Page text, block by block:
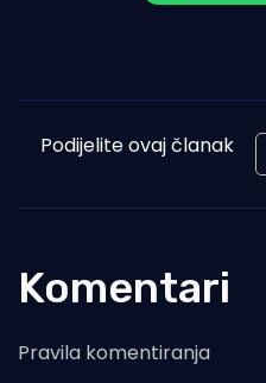
Podijelite ovaj članak
Komentari
Pravila komentiranja